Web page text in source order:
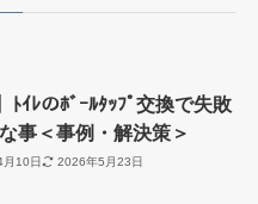
ﾄｲﾚのﾎﾞｰﾙﾀｯﾌﾟ交換で失敗
事＜事例・解決策＞
月10日 2026年5月23日